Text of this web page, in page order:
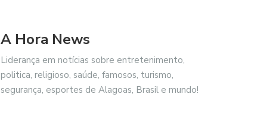
A Hora News
Liderança em notícias sobre entretenimento,
politica, religioso, saúde, famosos, turismo,
segurança, esportes de Alagoas, Brasil e mundo!